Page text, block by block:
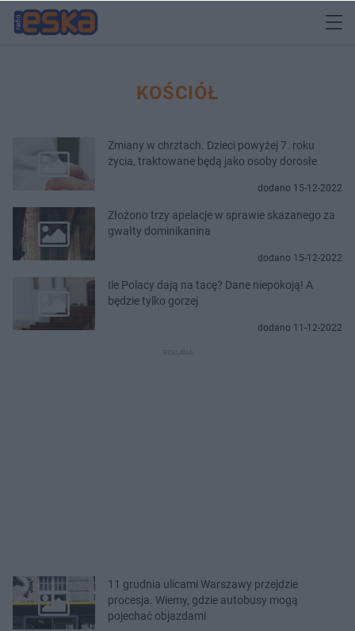
KOŚCIÓŁ
Zmiany w chrztach. Dzieci powyżej 7. roku
życia, traktowane będą jako osoby dorosłe
dodano 15-12-2022
Złożono trzy apelacje w sprawie skazanego za
gwałty dominikanina
dodano 15-12-2022
Ile Polacy dają na tacę? Dane niepokoją! A
będzie tylko gorzej
dodano 11-12-2022
11 grudnia ulicami Warszawy przejdzie
procesja. Wiemy, gdzie autobusy mogą
pojechać objazdami